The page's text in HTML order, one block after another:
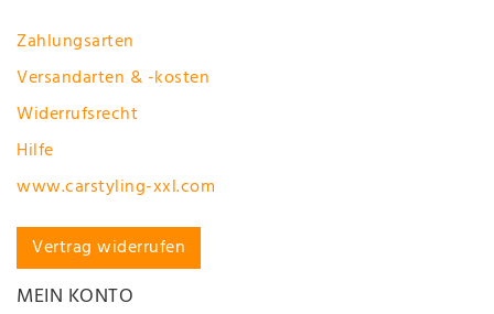
Zahlungsarten
Versandarten & -kosten
Widerrufsrecht
Hilfe
www.carstyling-xxl.com
Vertrag widerrufen
MEIN KONTO